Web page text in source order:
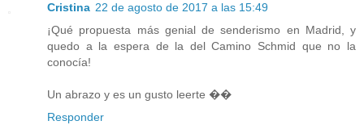
Cristina 22 de agosto de 2017 a las 15:49
¡Qué propuesta más genial de senderismo en Madrid, y
quedo a la espera de la del Camino Schmid que no la
conocía!
Un abrazo y es un gusto leerte ��
Responder